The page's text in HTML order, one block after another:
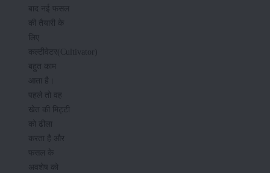
बाद नई फसल
की तैयारी के
लिए
कल्टीवेटर(Cultivator)
बहुत काम
आता है।
पहले तो वह
खेत की मिट्टी
को ढीला
करता है और
फसल के
अवशेष को